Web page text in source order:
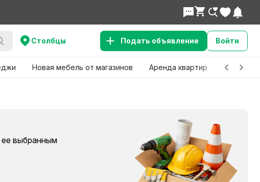
Столбцы Подать объявление Войти
Новая мебель от магазинов Аренда квартир Детские
ее выбранным